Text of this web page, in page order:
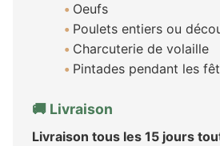
Oeufs
Poulets entiers ou
Charcuterie de volaille
Pintades pendant les
🚚 Livraison
Livraison tous les 15 jours